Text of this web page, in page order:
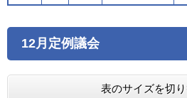
12月定例議会
表のサイズを切